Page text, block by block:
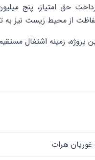
حق امتیاز، پنج
از محیط زیست نیز
پروژه، زمینه اشتغال
هرات